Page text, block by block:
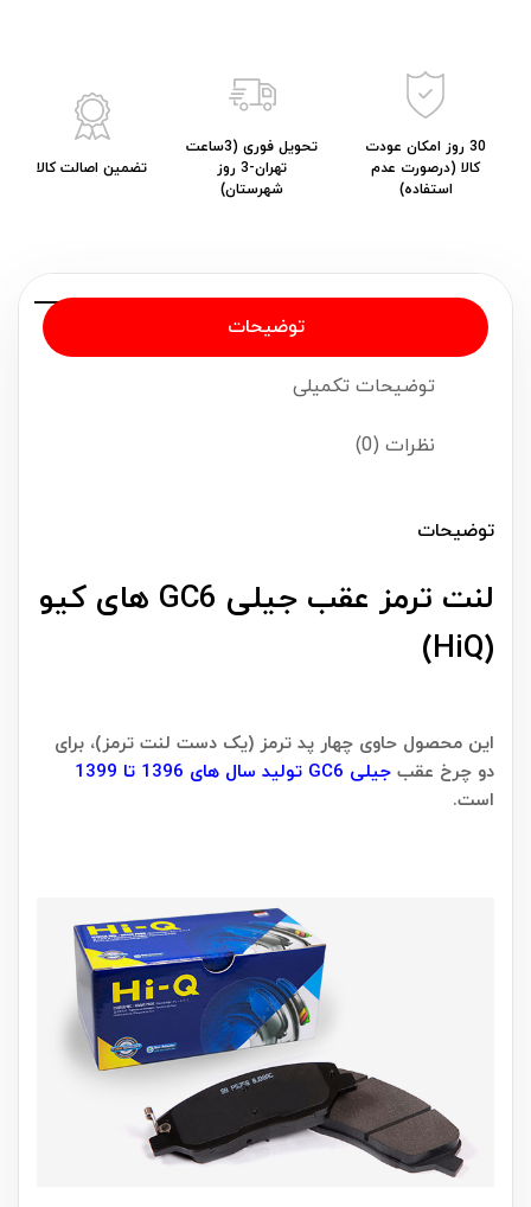
30 روز امکان عودت
کالا (درصورت عدم
استفاده)
تحویل فوری (3ساعت
تهران-3 روز
شهرستان)
تضمین اصالت کالا
توضیحات
توضیحات تکمیلی
نظرات (0)
توضیحات
لنت ترمز عقب جیلی GC6 های کیو
(HiQ)
این محصول حاوی چهار پد ترمز (یک دست لنت ترمز)، برای
دو چرخ عقب جیلی GC6 تولید سال های 1396 تا 1399
است.